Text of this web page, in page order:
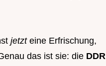
jetzt eine Erfrischung,
das ist sie: die DDR